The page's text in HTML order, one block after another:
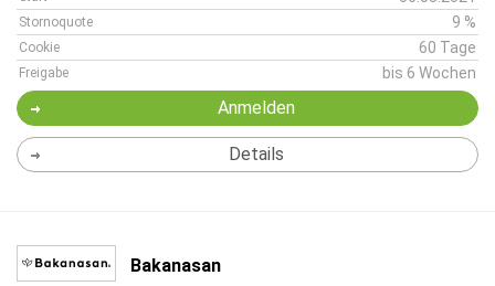
Stornoquote 9 %
Cookie 60 Tage
Freigabe bis 6 Wochen
Anmelden
Details
Bakanasan